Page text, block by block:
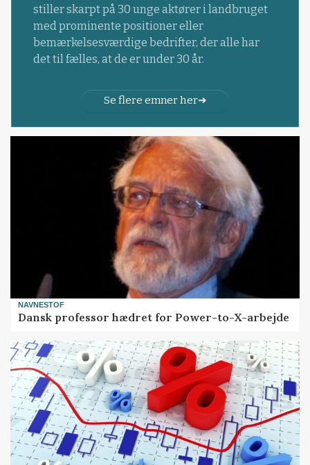
stiller skarpt på 30 unge aktører i landbruget
med prominente positioner eller
bemærkelsesværdige bedrifter, der alle har
det til fælles, at de er under 30 år.
Se flere emner her
NAVNESTOF
Dansk professor hædret for Power-to-X-arbejde